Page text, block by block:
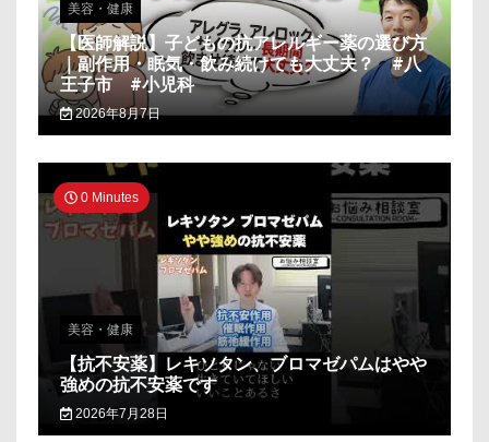
美容・健康
【医師解説】子どもの抗アレルギー薬の選び方
｜副作用・眠気・飲み続けても大丈夫？ #八
王子市 #小児科
2026年8月7日
0 Minutes
美容・健康
【抗不安薬】レキソタン、ブロマゼパムはやや
強めの抗不安薬です
2026年7月28日